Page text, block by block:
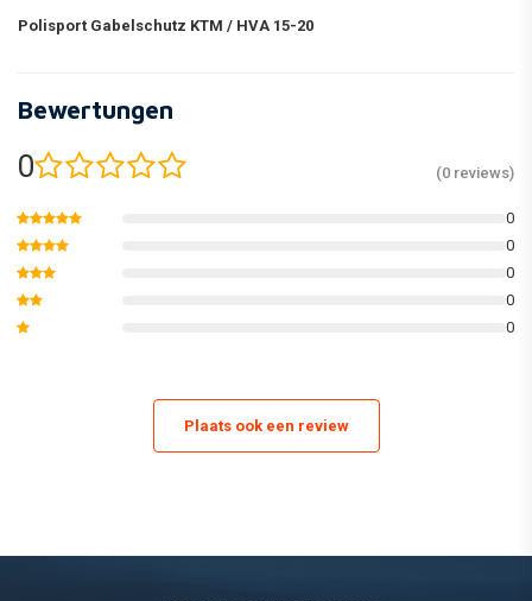
Polisport Gabelschutz KTM / HVA 15-20
Bewertungen
0 (0 reviews)
0
0
0
0
0
Plaats ook een review